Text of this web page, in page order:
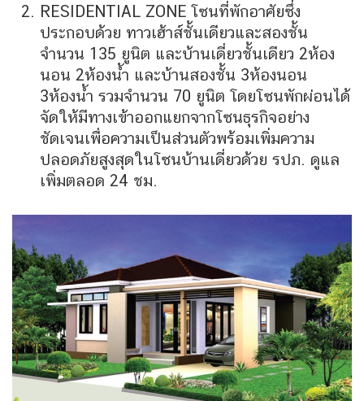
RESIDENTIAL ZONE โซนที่พักอาศัยซึ่ง
ประกอบด้วย ทาวเฮ้าส์ชั้นเดียวและสองชั้น
จำนวน 135 ยูนิต และบ้านเดี่ยวชั้นเดียว 2ห้อง
นอน 2ห้องน้ำ และบ้านสองชั้น 3ห้องนอน
3ห้องน้ำ รวมจำนวน 70 ยูนิต โดยโซนพักผ่อนได้
จัดให้มีทางเข้าออกแยกจากโซนธุรกิจอย่าง
ชัดเจนเพื่อความเป็นส่วนตัวพร้อมเพิ่มความ
ปลอดภัยสูงสุดในโซนบ้านเดี่ยวด้วย รปภ. ดูแล
เพิ่มตลอด 24 ชม.